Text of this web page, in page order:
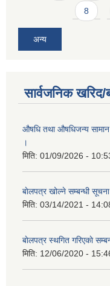
8
अन्य
सार्वजनिक
औषधि तथा औषधिजन्य
।
मिति: 01/09/2026 -
बाेलपत्र खोल्ने सम्बन्धी
मिति: 03/14/2021 -
बाेलपत्र स्थगित गरिएकाे
मिति: 12/06/2020 -